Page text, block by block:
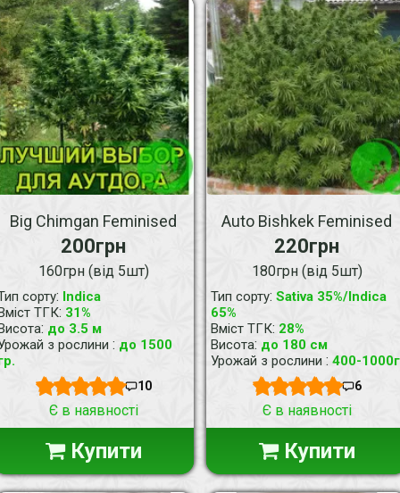
Big Chimgan Feminised
200грн
160грн (від 5шт)
сорту: Indica
ТГК: 31%
: до 3.5 м
з рослини : до 1500
10
Є в наявності
Купити
Auto Bishkek Feminised
220грн
180грн (від 5шт)
Тип сорту: Sativa 35%/Indica
65%
Вміст ТГК: 28%
Висота: до 180 см
Урожай з рослини : 400-1000г
6
Є в наявності
Купити